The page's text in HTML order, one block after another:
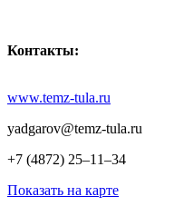
Контакты:
www.temz-tula.ru
yadgarov@temz-tula.ru
+7 (4872) 25–11–34
Показать на карте